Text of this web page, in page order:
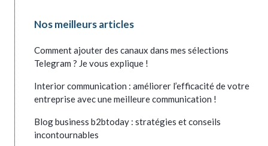
Nos meilleurs articles
Comment ajouter des canaux dans mes sélections
Telegram ? Je vous explique !
Interior communication : améliorer l’efficacité de votre
entreprise avec une meilleure communication !
Blog business b2btoday : stratégies et conseils
incontournables